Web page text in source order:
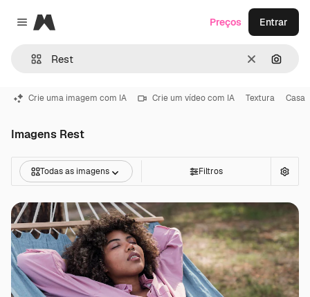
Close menu
Magnific
Limpar
Preços Entrar
Crie uma imagem com IA Crie um vídeo com IA Textura Casa
Imagens Rest
Todas as imagens Filtros